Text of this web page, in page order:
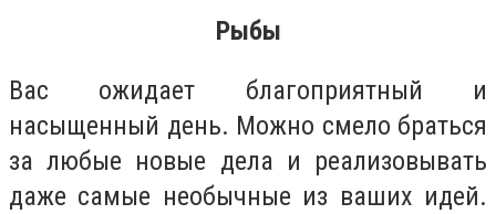
Рыбы
Вас ожидает благоприятный и
насыщенный день. Можно смело браться
за любые новые дела и реализовывать
даже самые необычные из ваших идей.